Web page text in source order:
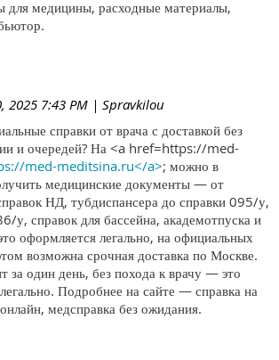
для медицины, расходные материалы,
2025 7:43 PM | Spravkilou
справки от врача с доставкой без
и очередей? На <a href=https://med-
med-meditsina.ru</a>; можно в
медицинские документы — от
НД, тубдиспансера до справки 095/у,
у, справок для бассейна, академотпуска и
оформляется легально, на официальных
возможна срочная доставка по Москве.
за один день, без похода к врачу — это
Подробнее на сайте — справка на
медсправка без ожидания.